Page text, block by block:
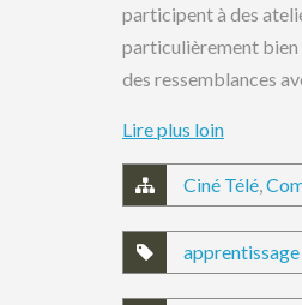
participent à des
particulièrement bien
des ressemblances
Lire plus loin
Ciné Télé,
apprentissage